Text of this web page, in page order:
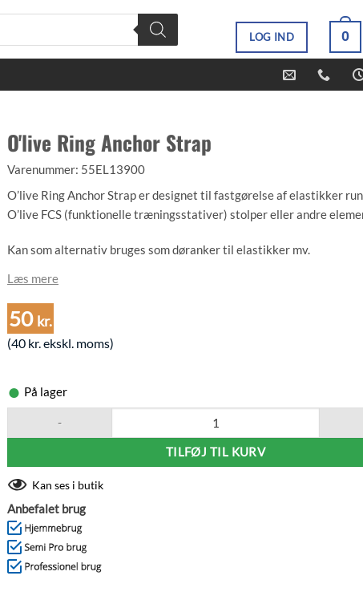
LOG IND 0
O'live Ring Anchor Strap
Varenummer: 55EL13900
O’live Ring Anchor Strap er designet til fastgørelse af elastikker
O’live FCS (funktionelle træningsstativer) stolper eller andre
Kan som alternativ bruges som døranker til elastikker mv.
Produktet er 45cm lang og har et lille øje i den ene ende og et stort i
Produktet vejer 0,02kg
Læs mere
50 kr.
(40 kr.ekskl. moms)
På lager
TILFØJ TIL KURV
Kan ses i butik
Anbefalet brug